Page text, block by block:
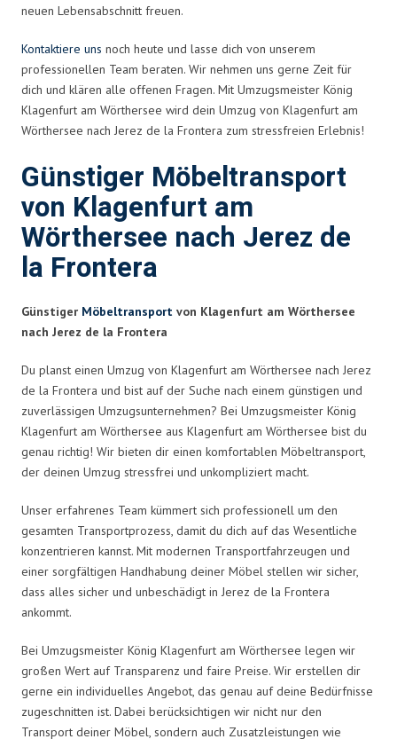
neuen Lebensabschnitt freuen.
Kontaktiere uns noch heute und lasse dich von unserem
professionellen Team beraten. Wir nehmen uns gerne Zeit für
dich und klären alle offenen Fragen. Mit Umzugsmeister König
Klagenfurt am Wörthersee wird dein Umzug von Klagenfurt am
Wörthersee nach Jerez de la Frontera zum stressfreien Erlebnis!
Günstiger Möbeltransport
von Klagenfurt am
Wörthersee nach Jerez de
la Frontera
Günstiger Möbeltransport von Klagenfurt am Wörthersee
nach Jerez de la Frontera
Du planst einen Umzug von Klagenfurt am Wörthersee nach Jerez
de la Frontera und bist auf der Suche nach einem günstigen und
zuverlässigen Umzugsunternehmen? Bei Umzugsmeister König
Klagenfurt am Wörthersee aus Klagenfurt am Wörthersee bist du
genau richtig! Wir bieten dir einen komfortablen Möbeltransport,
der deinen Umzug stressfrei und unkompliziert macht.
Unser erfahrenes Team kümmert sich professionell um den
gesamten Transportprozess, damit du dich auf das Wesentliche
konzentrieren kannst. Mit modernen Transportfahrzeugen und
einer sorgfältigen Handhabung deiner Möbel stellen wir sicher,
dass alles sicher und unbeschädigt in Jerez de la Frontera
ankommt.
Bei Umzugsmeister König Klagenfurt am Wörthersee legen wir
großen Wert auf Transparenz und faire Preise. Wir erstellen dir
gerne ein individuelles Angebot, das genau auf deine Bedürfnisse
zugeschnitten ist. Dabei berücksichtigen wir nicht nur den
Transport deiner Möbel, sondern auch Zusatzleistungen wie